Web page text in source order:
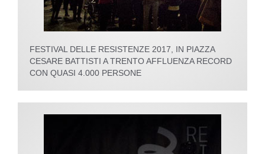
FESTIVAL DELLE RESISTENZE 2017, IN PIAZZA
CESARE BATTISTI A TRENTO AFFLUENZA RECORD
CON QUASI 4.000 PERSONE